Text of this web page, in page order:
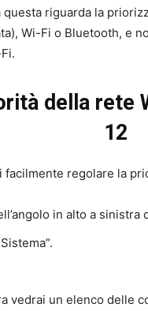
riguarda la
Wi-Fi o Bluetooth, e
della rete
12
facilmente regolare la
in alto a sinistra
vedrai un elenco delle